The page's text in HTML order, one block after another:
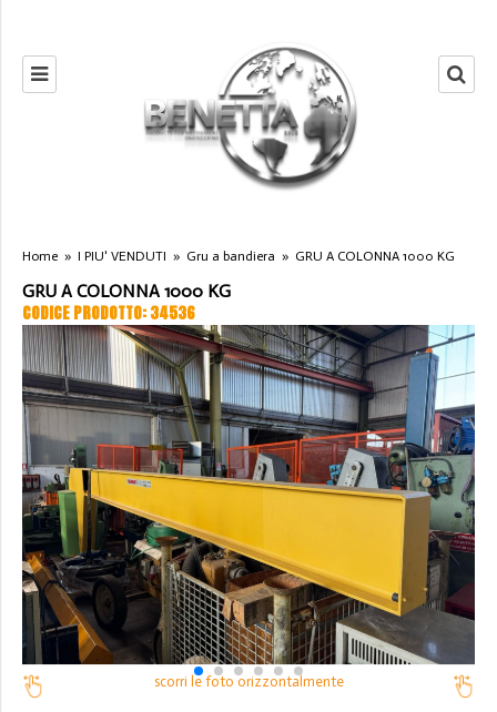
Home » I PIU' VENDUTI » Gru a bandiera » GRU A COLONNA 1000 KG
GRU A COLONNA 1000 KG
CODICE PRODOTTO: 34536
scorri le foto orizzontalmente